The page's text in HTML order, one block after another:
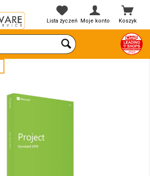
Koszyk
Lista życzeń Moje konto